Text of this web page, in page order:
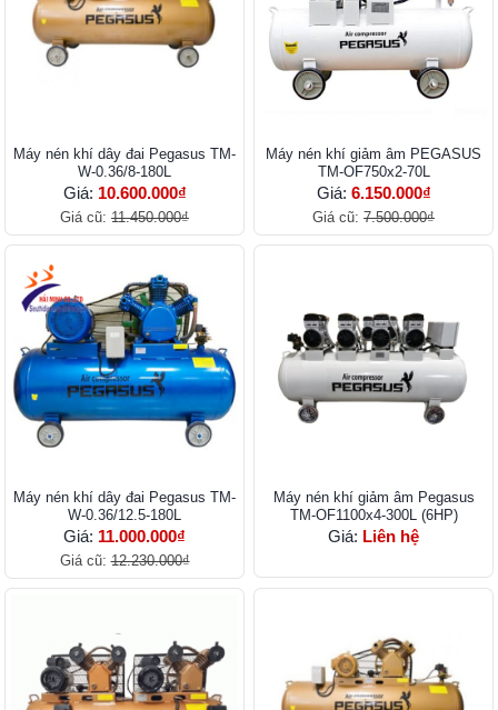
Máy nén khí dây đai Pegasus TM-
W-0.36/8-180L
Giá: 10.600.000₫
Giá cũ: 11.450.000₫
Máy nén khí giảm âm PEGASUS
TM-OF750x2-70L
Giá: 6.150.000₫
Giá cũ: 7.500.000₫
Máy nén khí dây đai Pegasus TM-
W-0.36/12.5-180L
Giá: 11.000.000₫
Giá cũ:12.230.000₫
Máy nén khí giảm âm Pegasus
TM-OF1100x4-300L (6HP)
Giá: Liên hệ